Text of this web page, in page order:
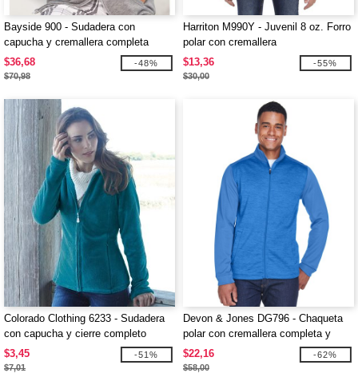
Bayside 900 - Sudadera con
capucha y cremallera completa
USA-Made
$36,68
$70,98
-48%
Harriton M990Y - Juvenil 8 oz. Forro
polar con cremallera
$13,36
$30,00
-55%
Colorado Clothing 6233 - Sudadera
con capucha y cierre completo
$3,45
$7,01
-51%
Devon & Jones DG796 - Chaqueta
polar con cremallera completa y
bloques de color Mélange Newbury
para hombre
$22,16
$58,00
-62%